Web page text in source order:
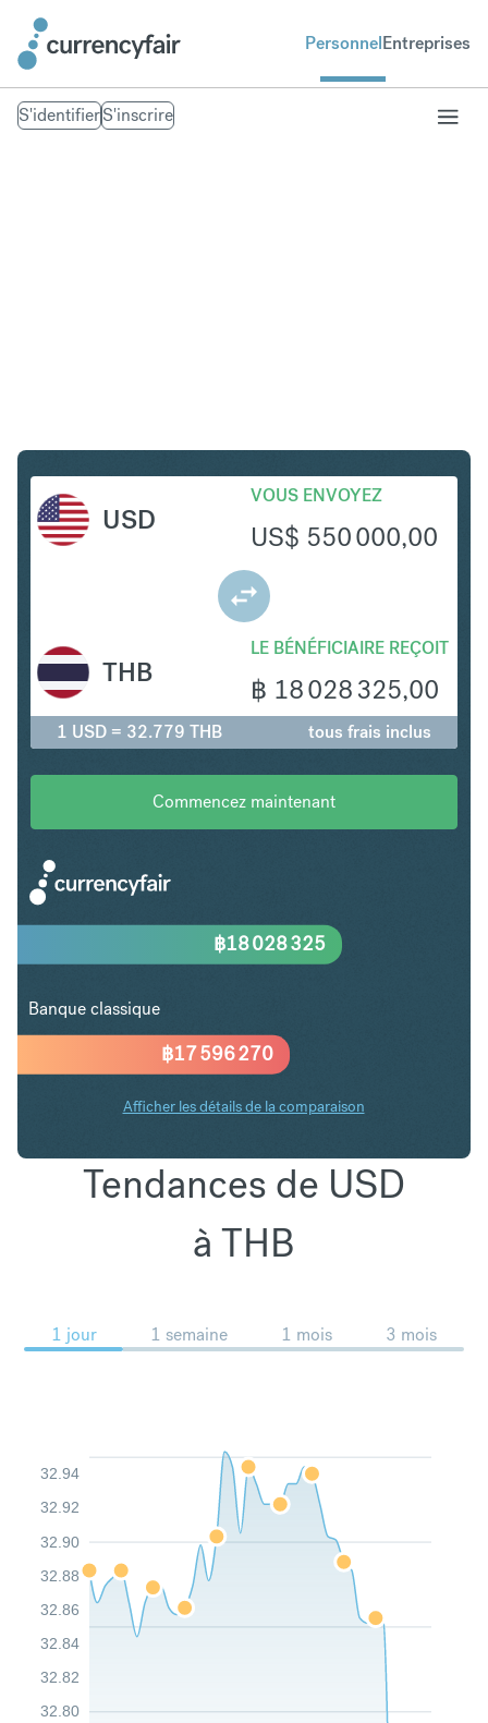
PersonnelEntreprises
S'identifierS'inscrire
USD
VOUS ENVOYEZ
US$ 550 000,00
LE BÉNÉFICIAIRE REÇOIT
฿ 18 028 325,00
THB
1 USD = 32.779 THB tous frais inclus
Commencez maintenant
฿17 596 270
฿18 028 325
Banque classique
Afficher les détails de la comparaison
Tendances de USD
à THB
1 jour 1 semaine 1 mois 3 mois
32.80
32.82
32.84
32.86
32.88
32.90
32.92
32.94